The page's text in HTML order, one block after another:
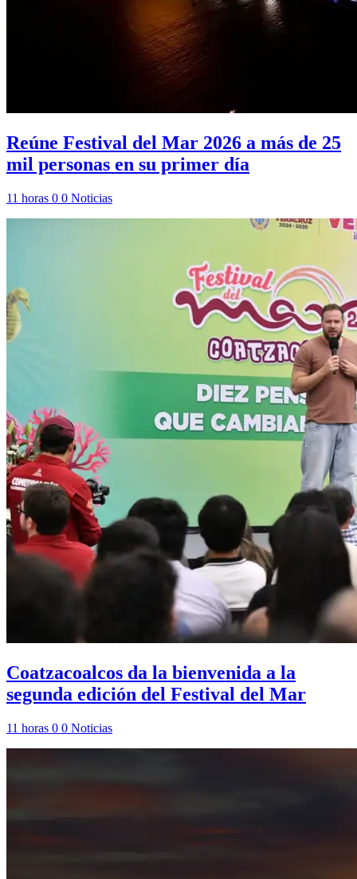
Reúne Festival del Mar 2026 a más de 25
mil personas en su primer día
11 horas 0 0 Noticias
Coatzacoalcos da la bienvenida a la
segunda edición del Festival del Mar
11 horas 0 0 Noticias